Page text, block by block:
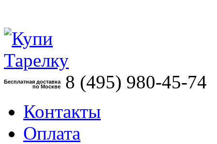
Бесплатная доставка
по Москве
8 (495) 980-45-74
Контакты
Оплата